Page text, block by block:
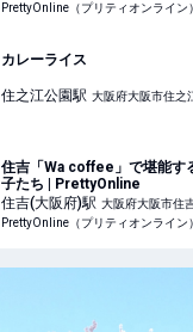
PrettyOnline（プリティオンライン）
カレーライス
住之江公園駅 大阪府大阪市住之
住吉「Wa coffee」で堪能す
子たち | PrettyOnline
住吉(大阪府)駅 大阪府大阪市住
PrettyOnline（プリティオンライン）